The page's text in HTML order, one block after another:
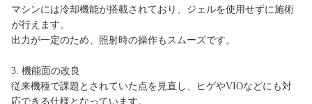
マシンには冷却機能が搭載されており、ジェルを使用せずに施術
が行えます。
出力が一定のため、照射時の操作もスムーズです。
3. 機能面の改良
従来機種で課題とされていた点を見直し、ヒゲやVIOなどにも対
応できる仕様となっています。